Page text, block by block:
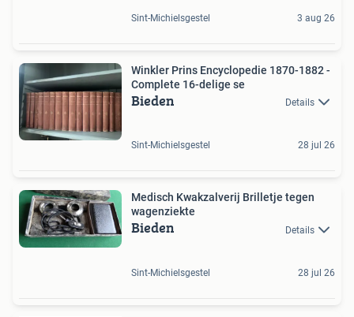
Sint-Michielsgestel 3 aug 26
Winkler Prins Encyclopedie 1870-1882 -
Complete 16-delige se
Bieden Details
Sint-Michielsgestel 28 jul 26
Medisch Kwakzalverij Brilletje tegen
wagenziekte
Bieden Details
Sint-Michielsgestel 28 jul 26